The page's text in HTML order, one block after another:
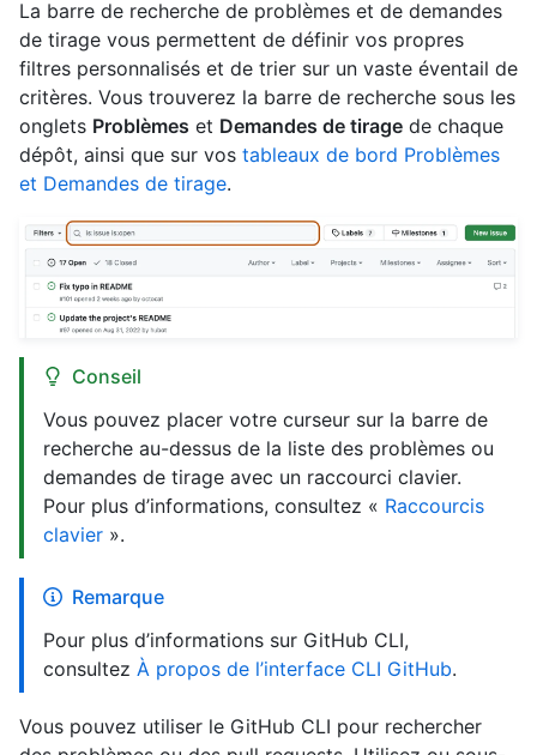
La barre de recherche de problèmes et de demandes
de tirage vous permettent de définir vos propres
filtres personnalisés et de trier sur un vaste éventail de
critères. Vous trouverez la barre de recherche sous les
onglets Problèmes et Demandes de tirage de chaque
dépôt, ainsi que sur vos tableaux de bord Problèmes
et Demandes de tirage.
Conseil
Vous pouvez placer votre curseur sur la barre de
recherche au-dessus de la liste des problèmes ou
demandes de tirage avec un raccourci clavier.
Pour plus d’informations, consultez « Raccourcis
clavier ».
Remarque
Pour plus d’informations sur GitHub CLI,
consultez À propos de l’interface CLI GitHub.
Vous pouvez utiliser le GitHub CLI pour rechercher